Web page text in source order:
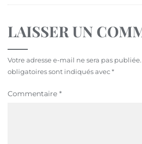
LAISSER UN
Votre adresse e-mail ne sera pas publiée.
obligatoires sont indiqués avec*
Commentaire *